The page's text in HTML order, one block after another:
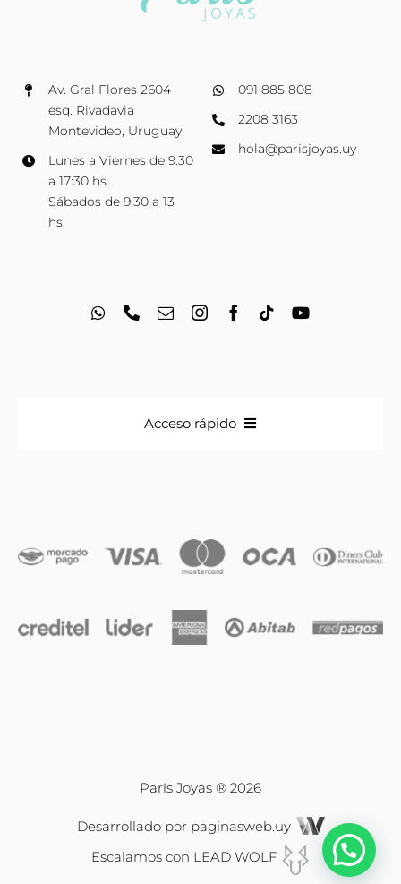
Av. Gral Flores 2604
esq. Rivadavia
Montevideo, Uruguay
Lunes a Viernes de 9:30
a 17:30 hs.
Sábados de 9:30 a 13
hs.
091 885 808
2208 3163
hola@parisjoyas.uy
Acceso rápido
Iniciales
Relojes
París Joyas ® 2026
Desarrollado por paginasweb.uy
Escalamos con LEAD WOLF